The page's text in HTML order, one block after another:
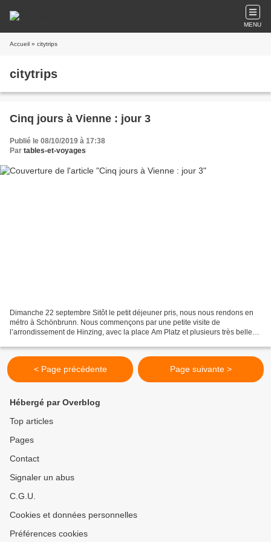
MENU
Accueil » citytrips
citytrips
Cinq jours à Vienne : jour 3
Publié le 08/10/2019 à 17:38
Par tables-et-voyages
Dimanche 22 septembre Sitôt le petit déjeuner pris, nous nous rendons en
métro à Schönbrunn. Nous commençons par une petite visite de
l’arrondissement de Hinzing, avec la place Am Platz et plusieurs très belles
< Page précédente Page suivante >
Hébergé par Overblog
Top articles
Pages
Contact
Signaler un abus
C.G.U.
Cookies et données personnelles
Préférences cookies